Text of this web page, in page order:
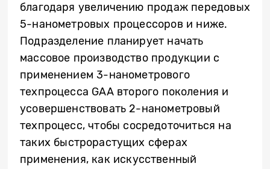
благодаря увеличению продаж передовых
5-нанометровых процессоров и ниже.
Подразделение планирует начать
массовое производство продукции с
применением 3-нанометрового
техпроцесса GAA второго поколения и
усовершенствовать 2-нанометровый
техпроцесс, чтобы сосредоточиться на
таких быстрорастущих сферах
применения, как искусственный